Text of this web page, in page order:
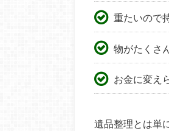
重たいので
物がたくさ
お金に変え
遺品整理とは単